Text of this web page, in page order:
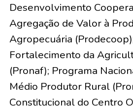
Desenvolvimento
Agregação de Valor à
Agropecuária
Fortalecimento da
(Pronaf); Programa
Médio Produtor Rural
Constitucional do Centro